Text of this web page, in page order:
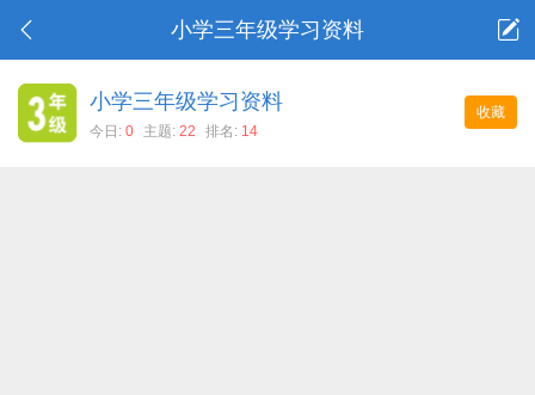
小学三年级学习资料
收藏
小学三年级学习资料
今日: 0 主题: 22 排名: 14